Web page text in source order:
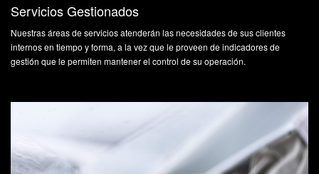
Servicios Gestionados
Nuestras áreas de servicios atenderán las necesidades de sus clientes
internos en tiempo y forma, a la vez que le proveen de indicadores de
gestión que le permiten mantener el control de su operación.